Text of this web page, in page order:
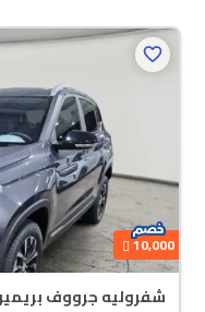
خلال 10 أيام بكل سهولة.
كاش أو تقسيط، وتحجزها أونلاين،
10,000
شفروليه جرووف بريميوم